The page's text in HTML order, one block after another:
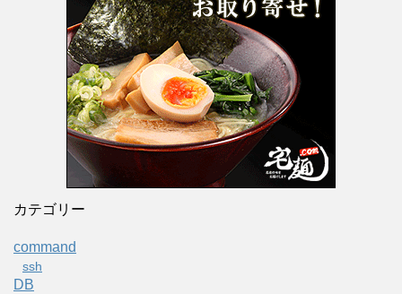
カテゴリー
command
ssh
DB